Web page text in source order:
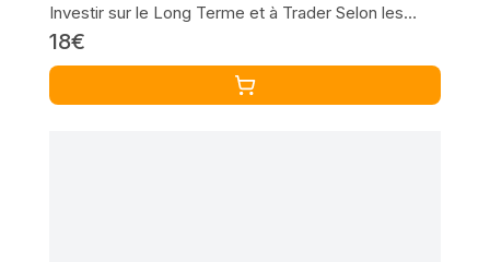
Investir sur le Long Terme et à Trader Selon les
Stratégies Smart Money sur les Blockchains DeFi
18€